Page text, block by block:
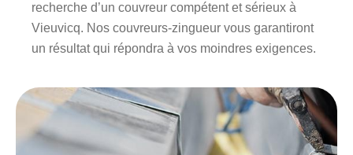
recherche d’un couvreur compétent et sérieux à
Vieuvicq. Nos couvreurs-zingueur vous garantiront
un résultat qui répondra à vos moindres exigences.